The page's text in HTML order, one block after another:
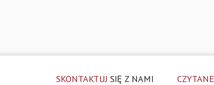
SKONTAKTUJ SIĘ Z NAMI CZYTANE